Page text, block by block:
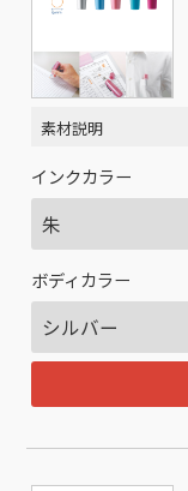
素材説明
インクカラー
ボディカラー